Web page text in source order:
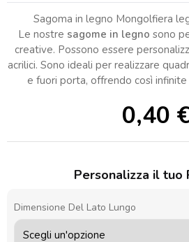
Sagoma in legno Mongolfiera
Le nostre sagome in legno sono
creative. Possono essere
acrilici. Sono ideali per realizzare
e fuori porta, offrendo così
0,40
Personalizza il tuo
Dimensione Del Lato Lungo